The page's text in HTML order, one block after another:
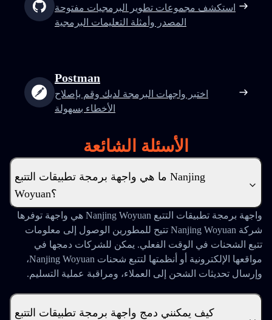
استكشف مجموعات تطوير البرمجيات مفتوحة
المصدر وأمثلة التعليمات البرمجية
Postman
اختبر واجهات البرمجة لديك وقم بإصلاح
الأخطاء بسهولة
الأسئلة الشائعة
ما هي واجهة برمجة تطبيقات التتبع Nanjing
Woyuan؟
واجهة برمجة تطبيقات التتبع Nanjing Woyuan هي واجهة توفرها
شركة Nanjing Woyuan تتيح للمطورين الوصول إلى معلومات
تتبع الشحنات في الوقت الفعلي. يمكن للشركات دمجها في
مواقعها الإلكترونية أو أنظمتها لتتبع شحنات Nanjing Woyuan،
وإرسال تحديثات الشحن إلى العملاء، ومراقبة عملية التسليم.
كيف يمكنني دمج واجهة برمجة تطبيقات التتبع